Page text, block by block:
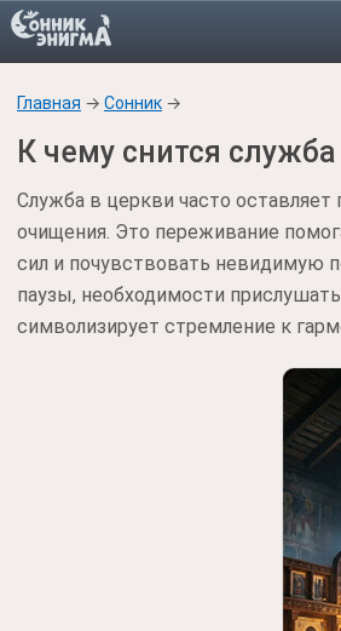
Главная → Сонник →
К чему снится
Служба в церкви часто
очищения. Это переживание
сил и почувствовать невидимую
паузы, необходимости
символизирует стремление к